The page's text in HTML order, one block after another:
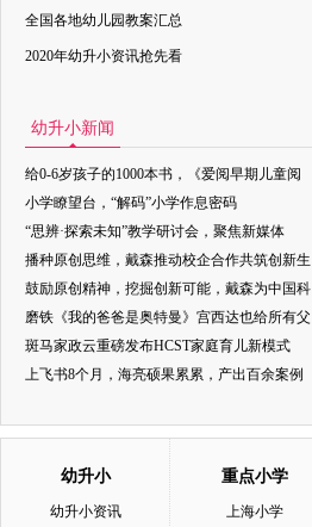
全国各地幼儿园教案汇总
2020年幼升小资讯抢先看
幼升小新闻
给0-6岁孩子的1000本书，《爱阅早期儿童阅
小学瞭望台，“解码”小学作息密码
“思辨·探索未知”教学研讨会，聚焦新媒体
播种原创思维，戴森推动校企合作共筑创新生
鼓励原创精神，挖掘创新可能，戴森为中国科
磨铁《我的爸爸是奥特曼》宫西达也给所有父
斑马家政云重磅发布HCST家庭育儿新模式
上飞书8个月，海亮硕果累累，产出百余案例
幼升小
幼升小资讯
重点小学
上海小学